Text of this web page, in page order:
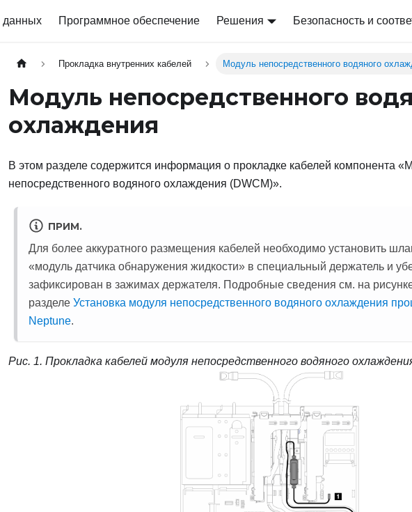
данных Программное обеспечение Решения Безопасность и
Прокладка внутренних кабелей Модуль непосредственного водяного
Модуль непосредственного
охлаждения
В этом разделе содержится информация о прокладке кабелей компонента «
непосредственного водяного охлаждения (DWCM)».
ПРИМ.
Для более аккуратного размещения кабелей необходимо установить
«модуль датчика обнаружения жидкости» в специальный держатель и
зафиксирован в зажимах держателя. Подробные сведения см. на
разделе Установка модуля непосредственного водяного охлаждения
Neptune.
Рис. 1. Прокладка кабелей модуля непосредственного водяного